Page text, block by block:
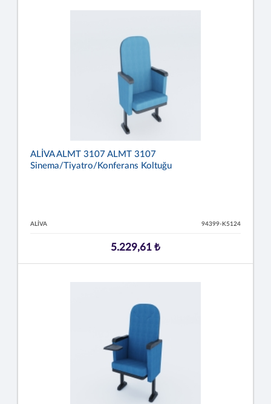
ALİVA ALMT 3107 ALMT 3107
Sinema/Tiyatro/Konferans Koltuğu
ALİVA 94399-K5124
5.229,61 ₺